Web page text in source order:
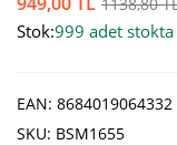
Stok:999 adet stokta
EAN: 8684019064332
SKU: BSM1655